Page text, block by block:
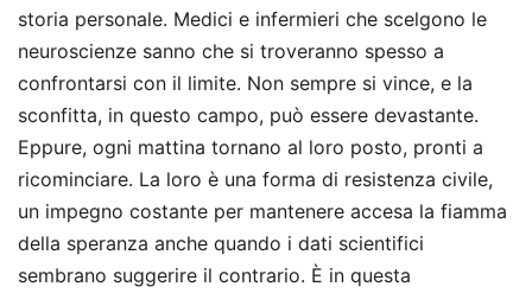
storia personale. Medici e infermieri che scelgono le
neuroscienze sanno che si troveranno spesso a
confrontarsi con il limite. Non sempre si vince, e la
sconfitta, in questo campo, può essere devastante.
Eppure, ogni mattina tornano al loro posto, pronti a
ricominciare. La loro è una forma di resistenza civile,
un impegno costante per mantenere accesa la fiamma
della speranza anche quando i dati scientifici
sembrano suggerire il contrario. È in questa